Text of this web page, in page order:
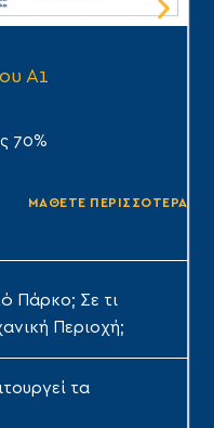
Α1
70%
ΜΑΘΕΤΕ ΠΕΡΙΣΣΟΤΕΡΑ
Πάρκο; Σε τι
Περιοχή;
τα